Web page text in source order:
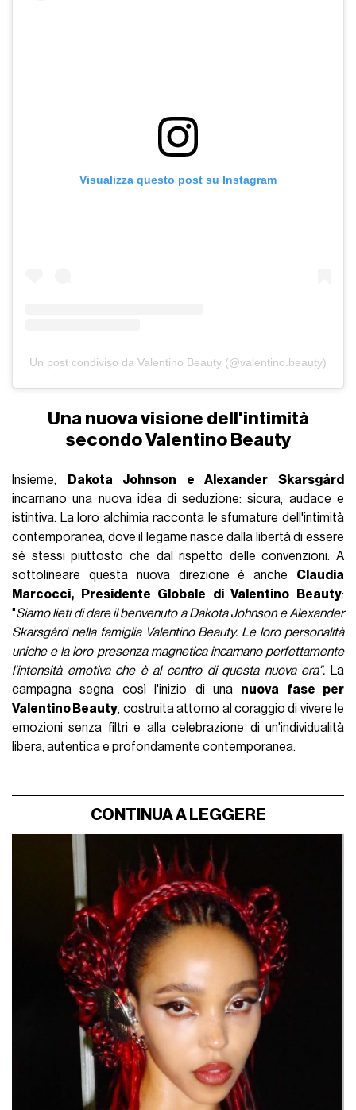
Visualizza questo post su Instagram
Un post condiviso da Valentino Beauty (@valentino.beauty)
Una nuova visione dell'intimità
secondo Valentino Beauty
Insieme,
Dakota Johnson e Alexander Skarsgård
incarnano una nuova idea di seduzione: sicura, audace e
istintiva. La loro alchimia racconta le sfumature dell'intimità
contemporanea, dove il legame nasce dalla libertà di essere
sé stessi piuttosto che dal rispetto delle convenzioni. A
sottolineare questa nuova direzione è anche Claudia
Marcocci, Presidente Globale di Valentino Beauty:
"Siamo lieti di dare il benvenuto a Dakota Johnson e Alexander
Skarsgård nella famiglia Valentino Beauty. Le loro personalità
uniche e la loro presenza magnetica incarnano perfettamente
l’intensità emotiva che è al centro di questa nuova era". La
campagna segna così l'inizio di una nuova fase per
Valentino Beauty, costruita attorno al coraggio di vivere le
emozioni senza filtri e alla celebrazione di un'individualità
libera, autentica e profondamente contemporanea.
CONTINUA A LEGGERE